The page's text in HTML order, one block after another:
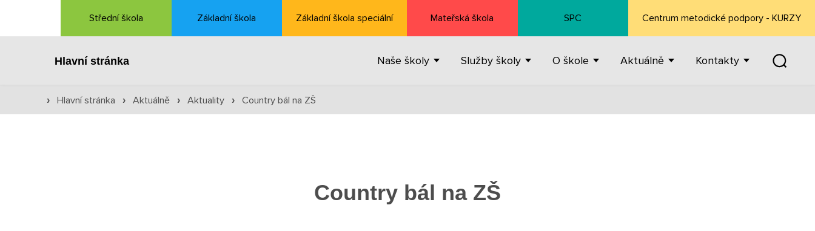
Střední škola Základní škola Základní škola speciální Mateřská škola SPC Centrum metodické podpory - KURZY
Hlavní stránka Naše školy Služby školy O škole Aktuálně Kontakty
› Hlavní stránka › Aktuálně › Aktuality › Country bál na ZŠ
Country bál na ZŠ